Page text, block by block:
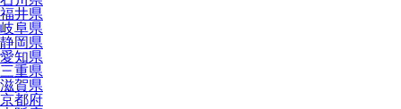
福井県
岐阜県
静岡県
愛知県
三重県
滋賀県
京都府